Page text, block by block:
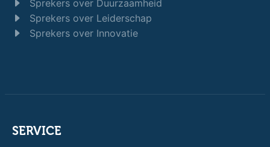
Sprekers over Duurzaamheid
Sprekers over Leiderschap
Sprekers over Innovatie
SERVICE